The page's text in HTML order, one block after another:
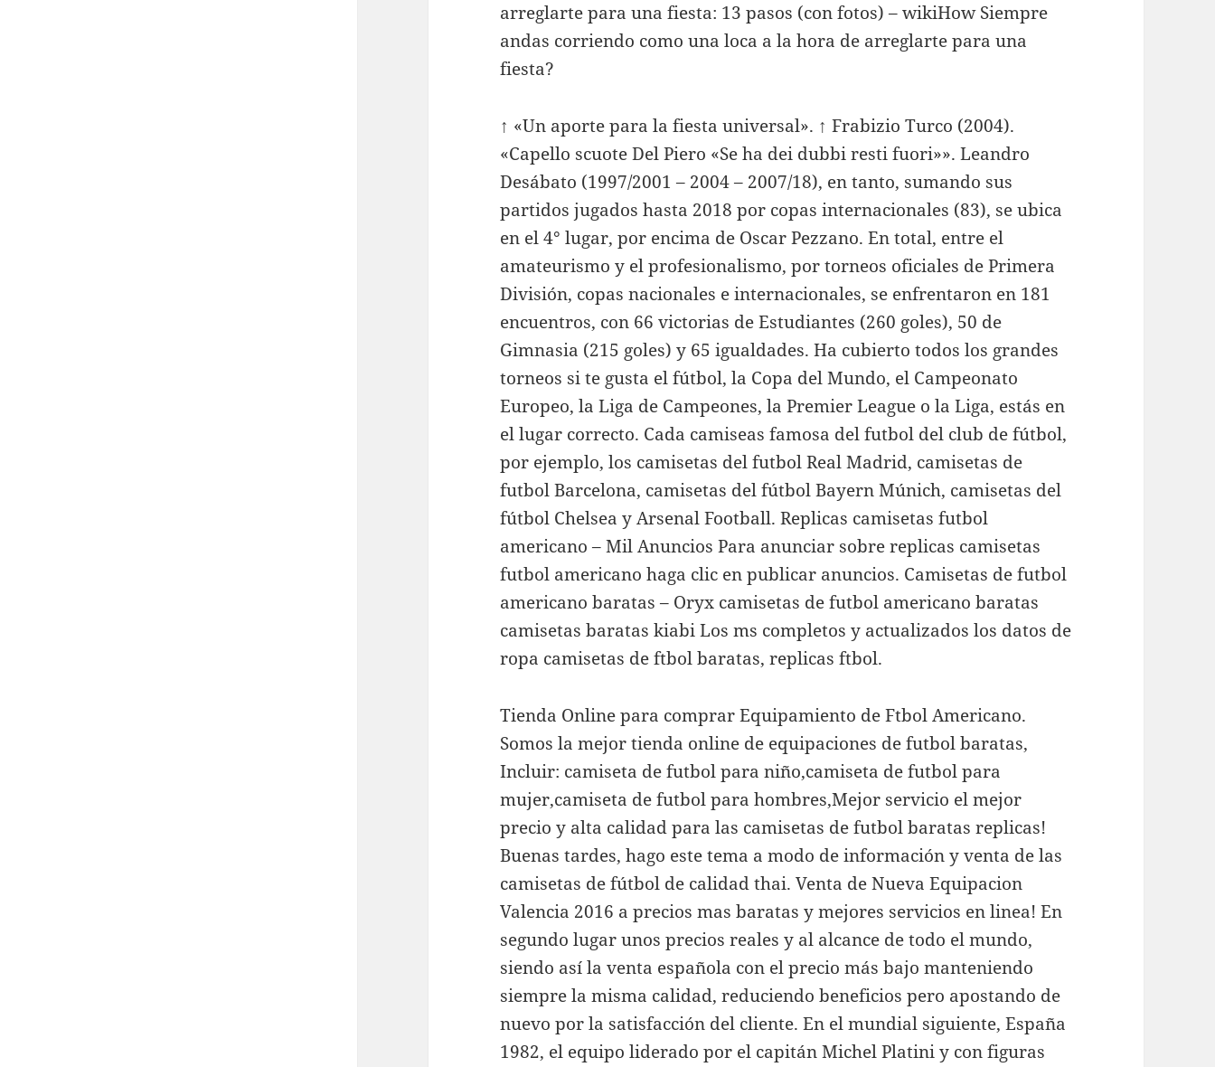
arreglarte para una fiesta: 13 pasos (con fotos) – wikiHow Siempre
andas corriendo como una loca a la hora de arreglarte para una
fiesta?
↑ «Un aporte para la fiesta universal». ↑ Frabizio Turco (2004).
«Capello scuote Del Piero «Se ha dei dubbi resti fuori»». Leandro
Desábato (1997/2001 – 2004 – 2007/18), en tanto, sumando sus
partidos jugados hasta 2018 por copas internacionales (83), se ubica
en el 4° lugar, por encima de Oscar Pezzano. En total, entre el
amateurismo y el profesionalismo, por torneos oficiales de Primera
División, copas nacionales e internacionales, se enfrentaron en 181
encuentros, con 66 victorias de Estudiantes (260 goles), 50 de
Gimnasia (215 goles) y 65 igualdades. Ha cubierto todos los grandes
torneos si te gusta el fútbol, la Copa del Mundo, el Campeonato
Europeo, la Liga de Campeones, la Premier League o la Liga, estás en
el lugar correcto. Cada camiseas famosa del futbol del club de fútbol,
por ejemplo, los camisetas del futbol Real Madrid, camisetas de
futbol Barcelona, camisetas del fútbol Bayern Múnich, camisetas del
fútbol Chelsea y Arsenal Football. Replicas camisetas futbol
americano – Mil Anuncios Para anunciar sobre replicas camisetas
futbol americano haga clic en publicar anuncios. Camisetas de futbol
americano baratas – Oryx camisetas de futbol americano baratas
camisetas baratas kiabi Los ms completos y actualizados los datos de
ropa camisetas de ftbol baratas, replicas ftbol.
Tienda Online para comprar Equipamiento de Ftbol Americano.
Somos la mejor tienda online de equipaciones de futbol baratas,
Incluir: camiseta de futbol para niño,camiseta de futbol para
mujer,camiseta de futbol para hombres,Mejor servicio el mejor
precio y alta calidad para las camisetas de futbol baratas replicas!
Buenas tardes, hago este tema a modo de información y venta de las
camisetas de fútbol de calidad thai. Venta de Nueva Equipacion
Valencia 2016 a precios mas baratas y mejores servicios en linea! En
segundo lugar unos precios reales y al alcance de todo el mundo,
siendo así la venta española con el precio más bajo manteniendo
siempre la misma calidad, reduciendo beneficios pero apostando de
nuevo por la satisfacción del cliente. En el mundial siguiente, España
1982, el equipo liderado por el capitán Michel Platini y con figuras